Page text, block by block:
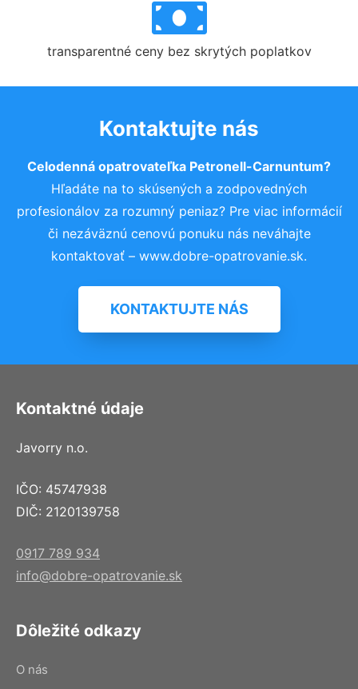
transparentné ceny bez skrytých poplatkov
Kontaktujte nás
Celodenná opatrovateľka Petronell-Carnuntum?
Hľadáte na to skúsených a zodpovedných
profesionálov za rozumný peniaz? Pre viac informácií
či nezáväznú cenovú ponuku nás neváhajte
kontaktovať – www.dobre-opatrovanie.sk.
KONTAKTUJTE NÁS
Kontaktné údaje
Javorry n.o.
IČO: 45747938
DIČ: 2120139758
0917 789 934
info@dobre-opatrovanie.sk
Dôležité odkazy
O nás